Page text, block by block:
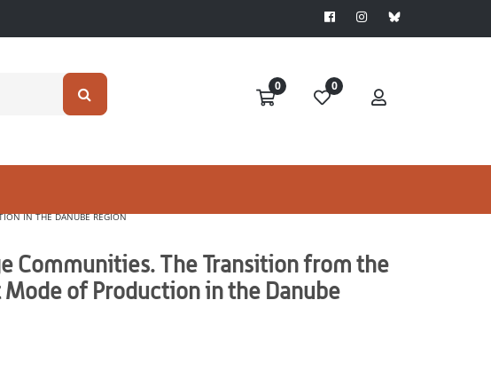
0 0
IN THE DANUBE REGION
Communities. The Transition from the
of Production in the Danube